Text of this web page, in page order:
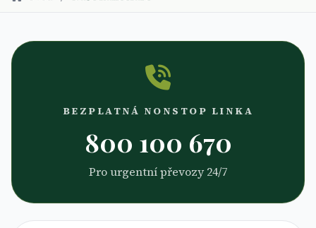
BEZPLATNÁ NONSTOP LINKA
800 100 670
Pro urgentní převozy 24/7